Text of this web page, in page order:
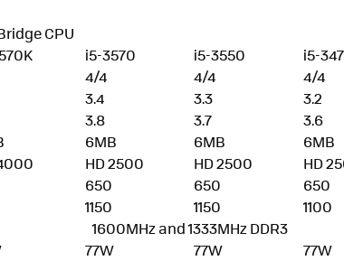
CPU
i5-3570 i5-3550 i5-
4/4 4/4 4/4
3.4 3.3 3.2
3.8 3.7 3.6
6MB 6MB 6MB
HD 2500 HD 2500 HD
650 650 650
1150 1150 1100
1600MHz and 1333MHz DDR3
77W 77W 77W